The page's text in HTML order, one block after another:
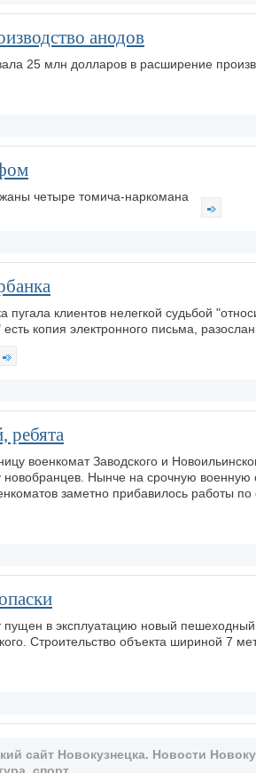
анодов
25 млн долларов в расширение
четыре томича-наркомана
пугала клиентов нелегкой судьбой
копия электронного письма,
ребята
военкомат Заводского и
новобранцев. Нынче на срочную военную
заметно прибавилось работы по
пущен в эксплуатацию новый
Строительство объекта шириной 7
сайт Новокузнецка. Новости